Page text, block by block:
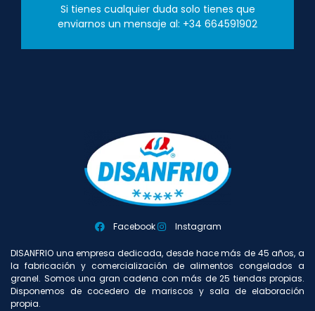
Si tienes cualquier duda solo tienes que
enviarnos un mensaje al: +34 664591902
Facebook Instagram
DISANFRIO una empresa dedicada, desde hace más de 45 años, a
la fabricación y comercialización de alimentos congelados a
granel. Somos una gran cadena con más de 25 tiendas propias.
Disponemos de cocedero de mariscos y sala de elaboración
propia.